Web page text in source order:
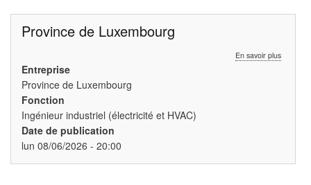
Province de Luxembourg
En savoir plussur
Entreprise
Province de Luxembourg
Fonction
Ingénieur industriel (électricité et HVAC)
Date de publication
lun 08/06/2026 - 20:00